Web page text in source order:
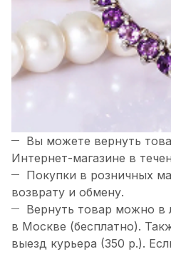
Вы можете вернуть
Интернет-магазине в
Покупки в розничных
возврату и обмену.
Вернуть товар можно в
в Москве (бесплатно).
выезд курьера (350 р.).